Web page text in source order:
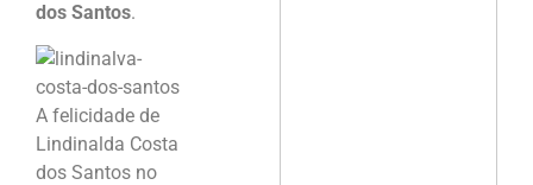
dos Santos.
A felicidade de
Lindinalda Costa
dos Santos no